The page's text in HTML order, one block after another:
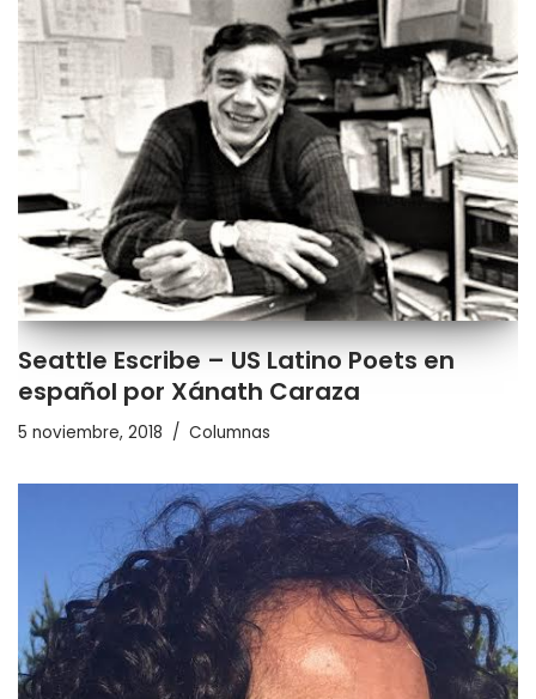
Seattle Escribe – US Latino Poets en
español por Xánath Caraza
5 noviembre, 2018 Columnas